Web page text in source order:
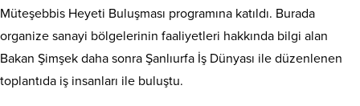
Müteşebbis Heyeti Buluşması programına katıldı. Burada
organize sanayi bölgelerinin faaliyetleri hakkında bilgi alan
Bakan Şimşek daha sonra Şanlıurfa İş Dünyası ile düzenlenen
toplantıda iş insanları ile buluştu.